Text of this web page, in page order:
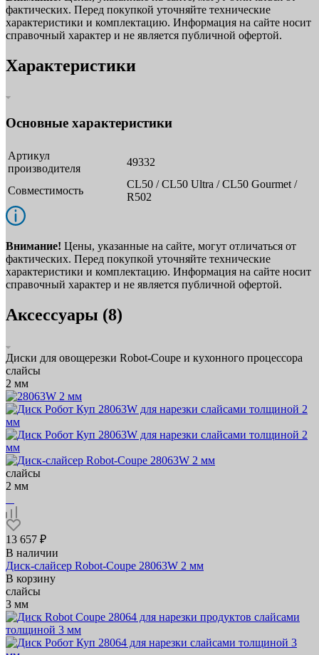
фактических. Перед покупкой уточняйте технические
характеристики и комплектацию. Информация на сайте носит
справочный характер и не является публичной офертой.
Характеристики
Основные характеристики
Артикул
производителя
49332
Совместимость
CL50 / CL50 Ultra / CL50 Gourmet /
R502
Внимание! Цены, указанные на сайте, могут отличаться от
фактических. Перед покупкой уточняйте технические
характеристики и комплектацию. Информация на сайте носит
справочный характер и не является публичной офертой.
Аксессуары (8)
Диски для овощерезки Robot-Coupe и кухонного процессора
слайсы
2 мм
слайсы
2 мм
13 657 ₽
В наличии
Диск-слайсер Robot-Coupe 28063W 2 мм
В корзину
слайсы
3 мм